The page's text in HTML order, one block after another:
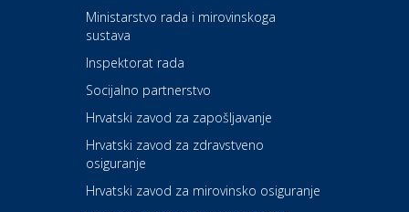
Kultura i edukacija
Kazalište ZKM
Auto-moto i tehnika
Zdravlje i osiguranje
Ministarstvo rada i mirovinskoga
sustava
Inspektorat rada
Socijalno partnerstvo
Hrvatski zavod za zapošljavanje
Hrvatski zavod za zdravstveno
osiguranje
Hrvatski zavod za mirovinsko osiguranje